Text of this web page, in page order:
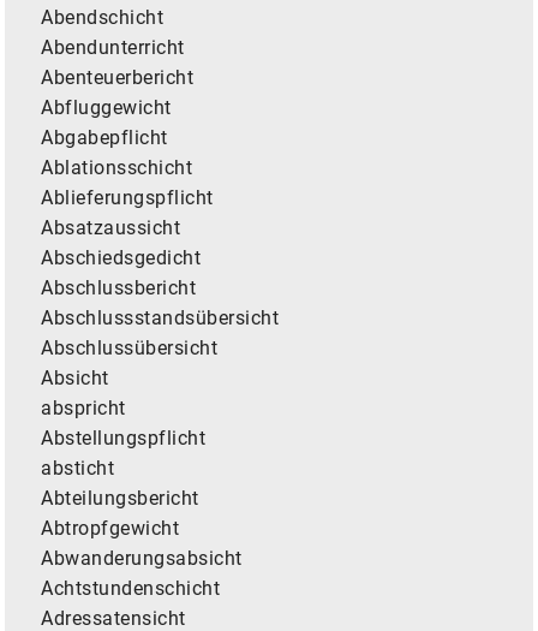
Abendschicht
Abendunterricht
Abenteuerbericht
Abfluggewicht
Abgabepflicht
Ablationsschicht
Ablieferungspflicht
Absatzaussicht
Abschiedsgedicht
Abschlussbericht
Abschlussstandsübersicht
Abschlussübersicht
Absicht
abspricht
Abstellungspflicht
absticht
Abteilungsbericht
Abtropfgewicht
Abwanderungsabsicht
Achtstundenschicht
Adressatensicht